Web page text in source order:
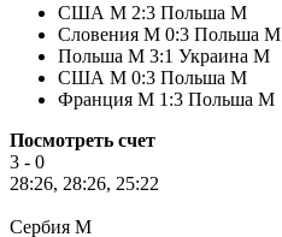
США М 2:3 Польша М
Словения М 0:3 Польша М
Польша М 3:1 Украина М
США М 0:3 Польша М
Франция М 1:3 Польша М
Посмотреть счет
3 - 0
28:26, 28:26, 25:22
Сербия М